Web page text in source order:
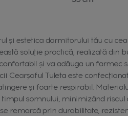
și estetica dormitorului tău cu
soluție practică, realizată din
și va adăuga un farmec
Cearșaful Tuleta este
și foarte respirabil.
somnului, minimizând riscul
remarcă prin durabilitate,